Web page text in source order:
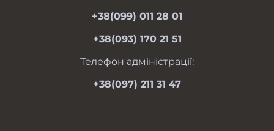
Связаться с нами
+38(099) 011 28 01
+38(093) 170 21 51
Телефон адміністрації:
+38(097) 211 31 47